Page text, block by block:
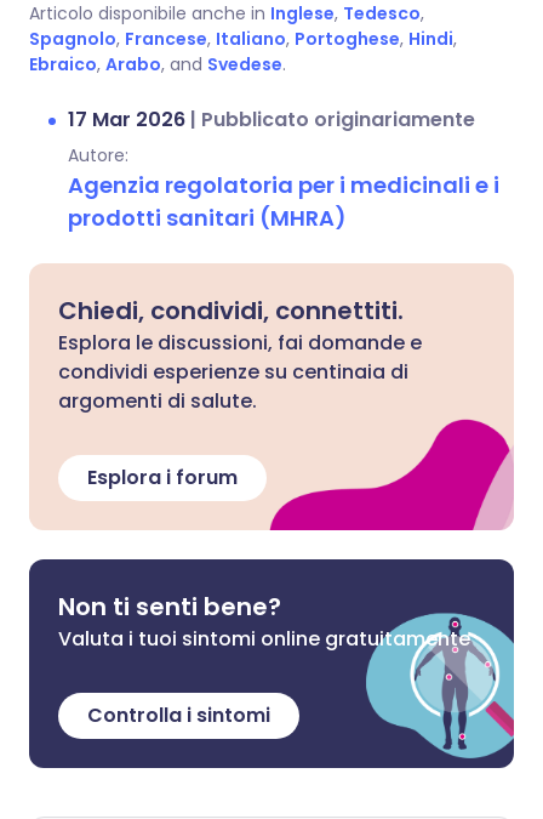
Articolo disponibile anche in Inglese, Tedesco,
Spagnolo, Francese, Italiano, Portoghese, Hindi,
Ebraico, Arabo, and Svedese.
17 Mar 2026 | Pubblicato originariamente
Autore:
Agenzia regolatoria per i medicinali e i
prodotti sanitari (MHRA)
Chiedi, condividi, connettiti.
Esplora le discussioni, fai domande e
condividi esperienze su centinaia di
argomenti di salute.
Esplora i forum
Non ti senti bene?
Valuta i tuoi sintomi online gratuitamente
Controlla i sintomi